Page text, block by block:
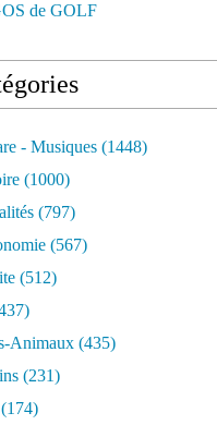
de GOLF
- Musiques (1448)
(1000)
(797)
(567)
(512)
Animaux (435)
(231)